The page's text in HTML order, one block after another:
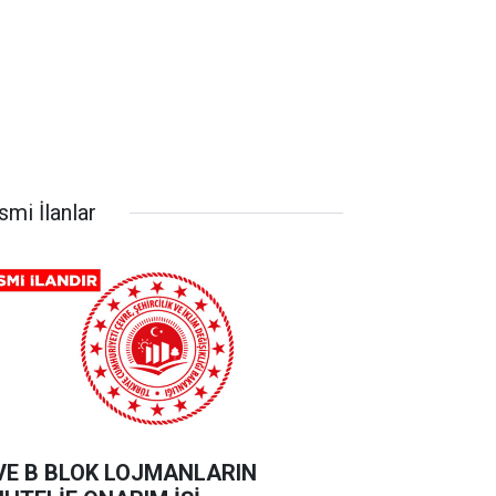
İlanlar
B BLOK LOJMANLARIN